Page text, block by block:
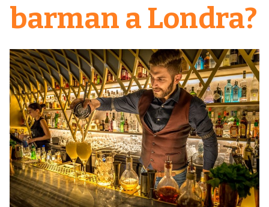
barman a Londra?